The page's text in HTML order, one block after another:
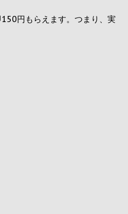
円もらえます。つまり、実